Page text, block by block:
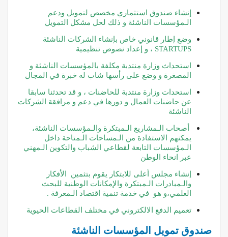
إنشاء صندوق استثماري مخصص لتمويل ودعم
الـمؤسسات الناشئة و ذلك لحل مشكل التمويل
وضع إطار قانوني خاص بإنشاء الشركات الناشئة
STARTUPS ، و إعداد نصوص تنظيمية
استحداث وزارة منتدبة مكلفة بالمؤسسات الناشئة و
المصغرة و وضع على رأسها شاب له خبرة في المجال
استحدات وزارة منتدبة للحاضنات ، و قد تحدثنا سابقا
عن حاضنات العمال و دورها في دعم و مرافقة الشركات
الناشئة
أصحاب الـمشاريع الـمبتكرة والـمؤسسات الناشئة،
يمكنهم الاستفادة من الـمساحات الـمتاحة داخل
الـمؤسسات التابعة لقطاعي الشباب والتكوين الـمهني
عبر انحاء الوطن
إنشاء مجلس أعلى للابتكار يقوم بتثمين الأفكار
والـمبادرات الـمبتكرة والإمكانات الوطنية للبحث
العلمي،و هو في خدمة تنمية اقتصاد الـمعرفة .
تعميم الدفع الالكتروني في مختلف القطاعات الحيوية
صندوق تمويل المؤسسات الناشئة